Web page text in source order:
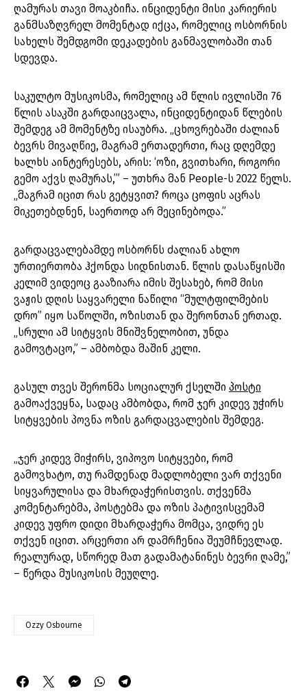
ღამურას თავი მოაკბიჩა. ინციდენტი მისი კარიერის
განმსაზღვრელ მომენტად იქცა, რომელიც ოსბორნის
სახელს შემდგომი დეკადების განმავლობაში თან
სდევდა.
საკულტო მუსიკოსმა, რომელიც ამ წლის ივლისში 76
წლის ასაკში გარდაიცვალა, ინციდენტიდან წლების
შემდეგ ამ მომენტზე ისაუბრა. „ცხოვრებაში ძალიან
ბევრს მივაღწიე, მაგრამ ერთადერთი, რაც დღემდე
ხალხს აინტერესებს, არის: ‘ოზი, გვითხარი, როგორი
გემო აქვს ღამურას,’” – უთხრა მან People-ს 2022 წელს.
„მაგრამ იცით რას გეტყვით? როცა ცოფის აცრას
მიკეთებდნენ, საერთოდ არ მეცინებოდა.”
გარდაცვალებამდე ოსბორნს ძალიან ახლო
ურთიერთობა ჰქონდა სიდნისთან. წლის დასაწყისში
კელიმ ვიდეოც გააზიარა იმის შესახებ, რომ მისი
ვაჟის დღის საყვარელი ნაწილი “მულტფილმების
დრო” იყო საწოლში, ოზისთან და შერონთან ერთად.
„სრული ამ სიტყვის მნიშვნელობით, უნდა
გამოვტაცო,” – ამბობდა მაშინ კელი.
გასულ თვეს შერონმა სოციალურ ქსელში პოსტი
გამოაქვეყნა, სადაც ამბობდა, რომ ჯერ კიდევ უჭირს
სიტყვების პოვნა ოზის გარდაცვალების შემდეგ.
„ჯერ კიდევ მიჭირს, ვიპოვო სიტყვები, რომ
გამოვხატო, თუ რამდენად მადლობელი ვარ თქვენი
სიყვარულისა და მხარდაჭერისთვის. თქვენმა
კომენტარებმა, პოსტებმა და ოზის პატივისცემამ
კიდევ უფრო დიდი მხარდაჭერა მომცა, ვიდრე ეს
თქვენ იცით. არცერთი არ დამრჩენია შეუმჩნევლად.
რეალურად, სწორედ მათ გადამატანინეს ბევრი ღამე,”
– წერდა მუსიკოსის მეუღლე.
Ozzy Osbourne